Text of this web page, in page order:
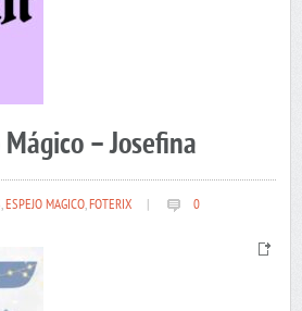
– Josefina
,ESPEJO MAGICO,FOTERIX 0